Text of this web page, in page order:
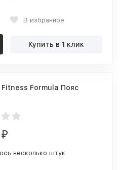
В избранное
Купить в 1 клик
Formula Пояс
₽
несколько штук